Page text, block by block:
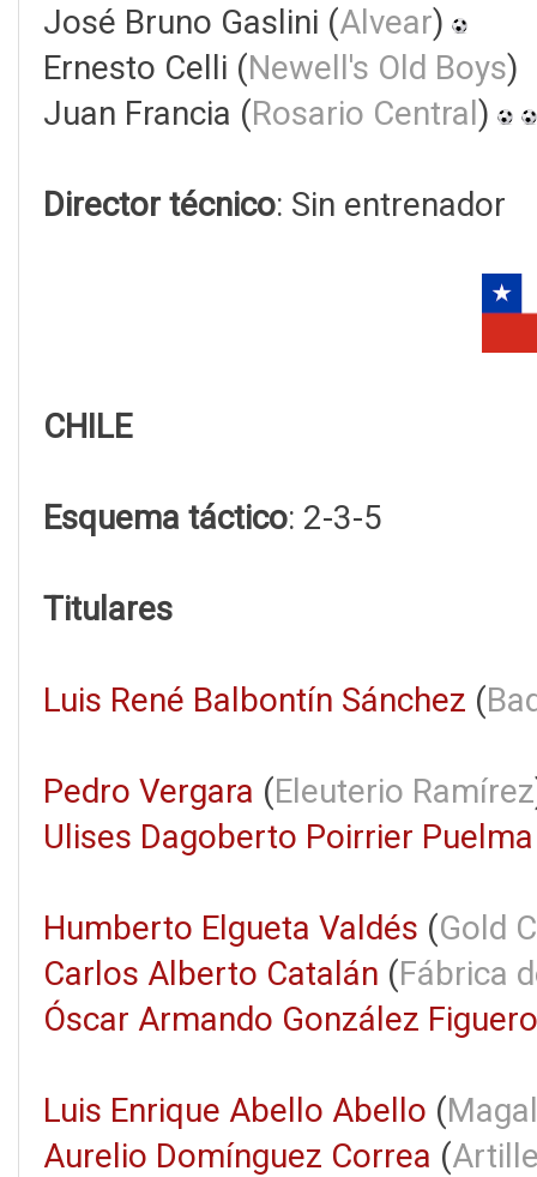
José Bruno Gaslini (Alvear)
Ernesto Celli (Newell's Old Boys)
Juan Francia (Rosario Central)
Director técnico: Sin entrenador
CHILE
Esquema táctico: 2-3-5
Titulares
Luis René Balbontín Sánchez (
Pedro Vergara (Eleuterio Ramírez
Ulises Dagoberto Poirrier Puelma
Humberto Elgueta Valdés (Gold
Carlos Alberto Catalán (Fábrica
Óscar Armando González
Luis Enrique Abello Abello (
Aurelio Domínguez Correa (